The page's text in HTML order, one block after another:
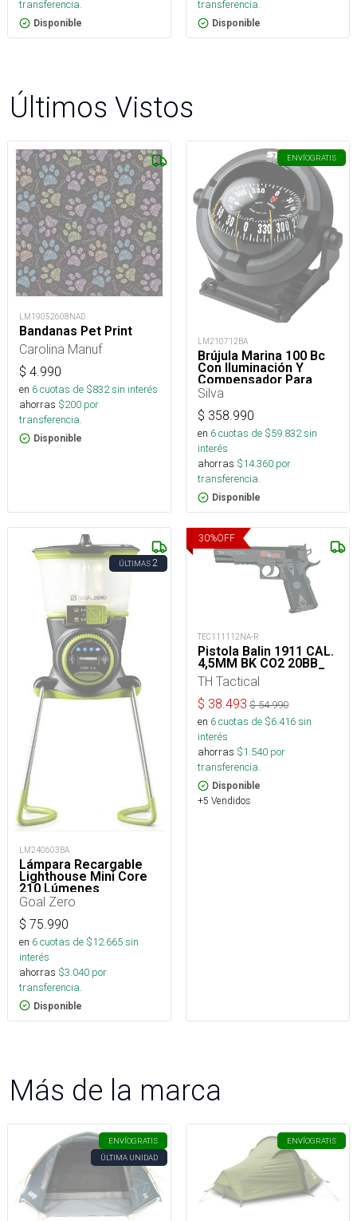
transferencia.
Disponible
transferencia.
Disponible
Últimos Vistos
LM19052608NAD
Bandanas Pet Print
Carolina Manuf
$ 4.990
en 6cuotas de $832sin interés
ahorras $200 por
transferencia.
Disponible
ENVÍOGRATIS
LM210712BA
Brújula Marina 100 Bc
Con Iluminación Y
Compensador Para
Embarcaciones
Silva
$ 358.990
en 6cuotas de $59.832sin
interés
ahorras $14.360 por
transferencia.
Disponible
ÚLTIMAS2
LM240603BA
Lámpara Recargable
Lighthouse Mini Core
210 Lúmenes
Goal Zero
$ 75.990
en 6cuotas de $12.665sin
interés
ahorras $3.040 por
transferencia.
Disponible
30%OFF
TEC111112NA-R
Pistola Balin 1911 CAL.
4,5MM BK CO2 20BB_
TH Tactical
$ 38.493 $54.990
en 6cuotas de $6.416sin
interés
ahorras $1.540 por
transferencia.
Disponible
+5 Vendidos
Más de la marca
ENVÍOGRATIS
ÚLTIMA UNIDAD
ENVÍOGRATIS